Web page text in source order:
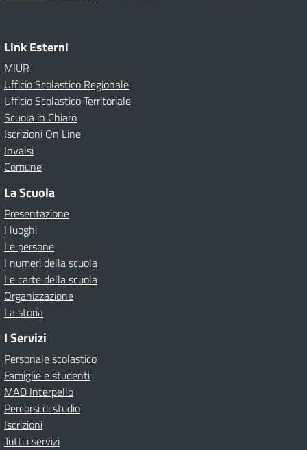
Link Esterni
MIUR
Ufficio Scolastico Regionale
Ufficio Scolastico Territoriale
Scuola in Chiaro
Iscrizioni On Line
Invalsi
Comune
La Scuola
Presentazione
I luoghi
Le persone
I numeri della scuola
Le carte della scuola
Organizzazione
La storia
I Servizi
Personale scolastico
Famiglie e studenti
MAD Interpello
Percorsi di studio
Iscrizioni
Tutti i servizi